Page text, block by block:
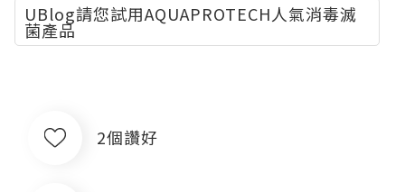
UBlog請您試用AQUAPROTECH人氣消毒滅
菌產品
2個讚好